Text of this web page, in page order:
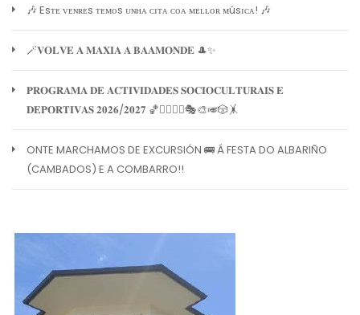
🎶 Esᴛᴇ ᴠᴇɴʀᴇs ᴛᴇᴍᴏs ᴜɴʜᴀ ᴄɪᴛᴀ ᴄᴏᴀ ᴍᴇʟʟᴏʀ ᴍúsɪᴄᴀ! 🎶
🪄𝐕𝐎𝐋𝐕𝐄 𝐀 𝐌𝐀𝐗𝐈𝐀 𝐀 𝐁𝐀𝐀𝐌𝐎𝐍𝐃𝐄 🎩✨
𝐏𝐑𝐎𝐆𝐑𝐀𝐌𝐀 𝐃𝐄 𝐀𝐂𝐓𝐈𝐕𝐈𝐃𝐀𝐃𝐄𝐒 𝐒𝐎𝐂𝐈𝐎𝐂𝐔𝐋𝐓𝐔𝐑𝐀𝐈𝐒 𝐄
𝐃𝐄𝐏𝐎𝐑𝐓𝐈𝐕𝐀𝐒 𝟐𝟎𝟐𝟔/𝟐𝟎𝟐𝟕 🏀🏊‍♀️🧘‍♀️🎭🎨🎺🎲🤸
ONTE MARCHAMOS DE EXCURSIÓN 🚌 Á FESTA DO ALBARIÑO
(CAMBADOS) E A COMBARRO!!